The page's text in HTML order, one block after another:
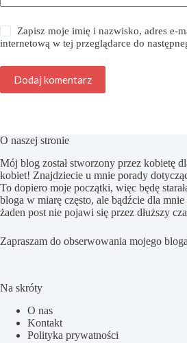
Zapisz moje imię i nazwisko, adres e-
internetową w tej przeglądarce do
Dodaj komentarz
O naszej stronie
Mój blog został stworzony przez kobietę
kobiet! Znajdziecie u mnie porady
To dopiero moje początki, więc będę
bloga w miarę często, ale bądźcie dla mnie
żaden post nie pojawi się przez dłuższy
Zapraszam do obserwowania mojego
Na skróty
O nas
Kontakt
Polityka prywatności